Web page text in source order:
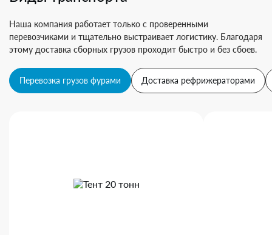
Наша компания работает только с проверенными
перевозчиками и тщательно выстраивает логистику. Благодаря
этому доставка сборных грузов проходит быстро и без сбоев.
Перевозка грузов фурами Доставка рефрижераторами